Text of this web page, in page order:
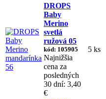
DROPS
Baby
Merino
svetlá
ružová 05
kód: 105905
Najnižšia
cena za
posledných
30 dní: 3,40
€
5 ks